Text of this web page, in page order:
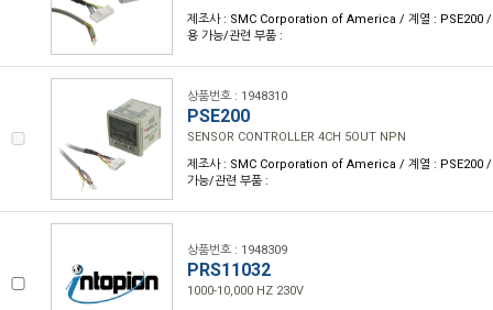
제조사 : SMC Corporation of America / 계열 : PSE200 /
용 가능/관련 부품 :
상품번호 : 1948310
PSE200
SENSOR CONTROLLER 4CH 5OUT NPN
제조사 : SMC Corporation of America / 계열 : PSE200 /
가능/관련 부품 :
상품번호 : 1948309
PRS11032
1000-10,000 HZ 230V